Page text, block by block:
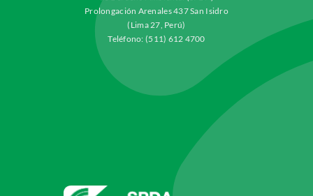
Prolongación Arenales 437 San Isidro
(Lima 27, Perú)
Teléfono: (511) 612 4700